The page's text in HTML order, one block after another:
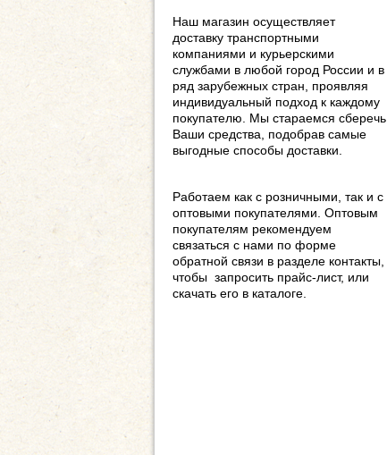
Наш магазин осуществляет
доставку транспортными
компаниями и курьерскими
службами в любой город России и в
ряд зарубежных стран, проявляя
индивидуальный подход к каждому
покупателю. Мы стараемся сберечь
Ваши средства, подобрав самые
выгодные способы доставки.
Работаем как с розничными, так и с
оптовыми покупателями. Оптовым
покупателям рекомендуем
связаться с нами по форме
обратной связи в разделе контакты,
чтобы запросить прайс-лист, или
скачать его в каталоге.